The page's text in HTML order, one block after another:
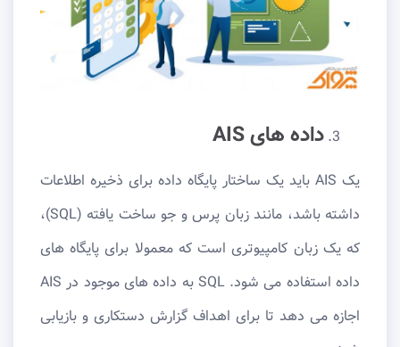
داده های AIS
یک AIS باید یک ساختار پایگاه داده برای ذخیره اطلاعات
داشته باشد، مانند زبان پرس و جو ساخت یافته (SQL)،
که یک زبان کامپیوتری است که معمولا برای پایگاه های
داده استفاده می شود. SQL به داده های موجود در AIS
اجازه می دهد تا برای اهداف گزارش دستکاری و بازیابی